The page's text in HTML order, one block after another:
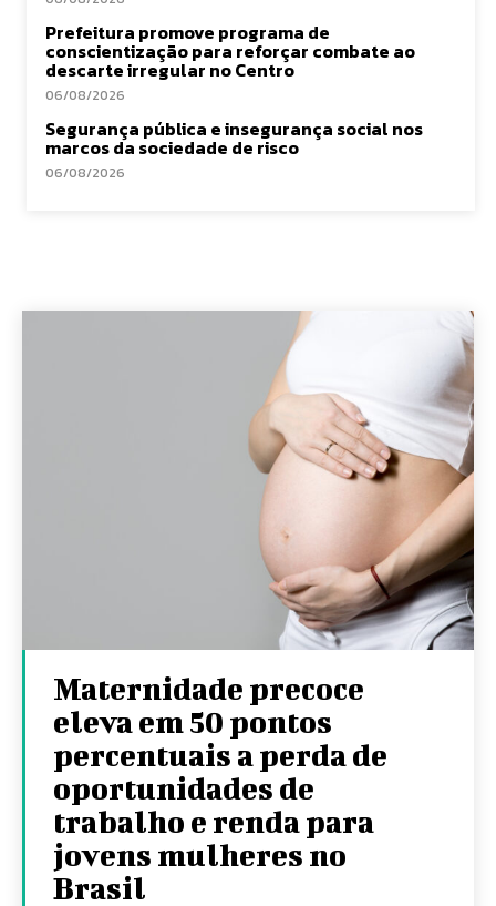
Prefeitura promove programa de
conscientização para reforçar combate ao
descarte irregular no Centro
06/08/2026
Segurança pública e insegurança social nos
marcos da sociedade de risco
06/08/2026
Maternidade precoce
eleva em 50 pontos
percentuais a perda de
oportunidades de
trabalho e renda para
jovens mulheres no
Brasil